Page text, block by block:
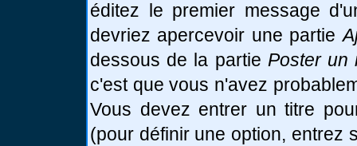
éditez le premier message
devriez apercevoir une partie
dessous de la partie Poster un
c'est que vous n'avez
Vous devez entrer un titre
(pour définir une option, entrez